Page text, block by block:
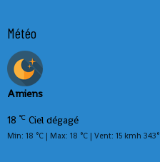
Météo
Amiens
18 °C Ciel dégagé
Min: 18 °C | Max: 18 °C | Vent: 15 kmh 343°